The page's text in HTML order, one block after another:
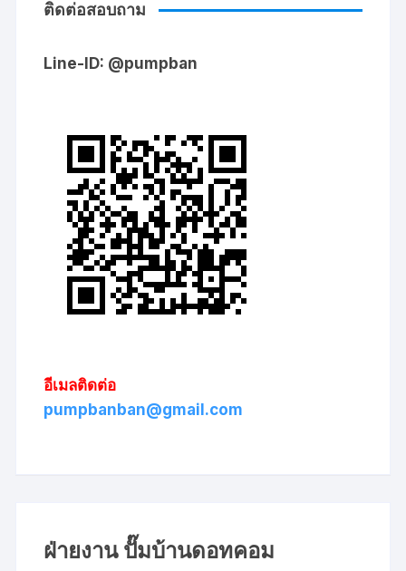
ติดต่อสอบถาม
Line-ID: @pumpban
อีเมลติดต่อ
pumpbanban@gmail.com
ฝ่ายงาน ปั๊มบ้านดอทคอม